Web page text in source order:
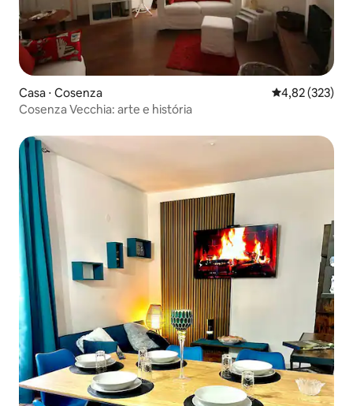
Casa ⋅ Cosenza 4,82 de uma
4,82 (323)
Cosenza Vecchia: arte e história